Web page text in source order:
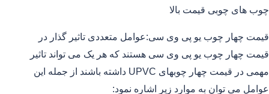
چوب های چوبی قیمت بالا
قیمت چهار چوب یو پی وی سی:عوامل متعددی تاثیر گذار در
قیمت چهار چوب یو پی وی سی هستند که هر یک می تواند تاثیر
مهمی در قیمت چهار چوبهای UPVC داشته باشند از جمله این
عوامل می توان به موارد زیر اشاره نمود: